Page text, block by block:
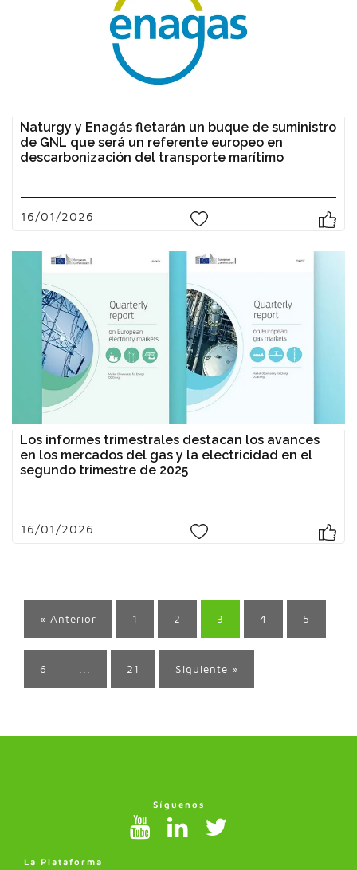
Naturgy y Enagás fletarán un buque de suministro
de GNL que será un referente europeo en
descarbonización del transporte marítimo
16/01/2026
Los informes trimestrales destacan los avances
en los mercados del gas y la electricidad en el
segundo trimestre de 2025
16/01/2026
« Anterior 1 2 3 4 5
6 21 Siguiente »
Síguenos
La Plataforma